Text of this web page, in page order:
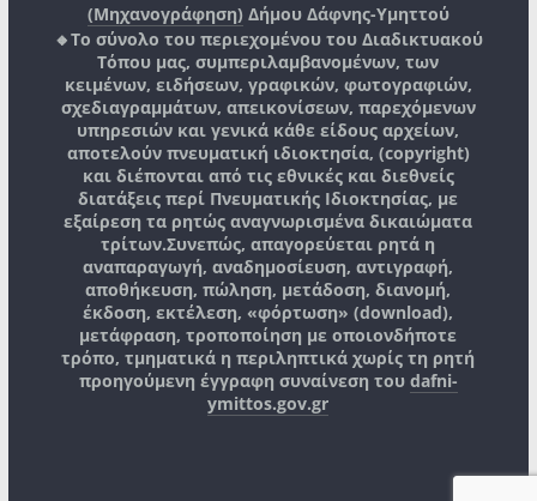
(Μηχανογράφηση) Δήμου Δάφνης-Υμηττού
🔸Το σύνολο του περιεχομένου του Διαδικτυακού
Τόπου μας, συμπεριλαμβανομένων, των
κειμένων, ειδήσεων, γραφικών, φωτογραφιών,
σχεδιαγραμμάτων, απεικονίσεων, παρεχόμενων
υπηρεσιών και γενικά κάθε είδους αρχείων,
αποτελούν πνευματική ιδιοκτησία, (copyright)
και διέπονται από τις εθνικές και διεθνείς
διατάξεις περί Πνευματικής Ιδιοκτησίας, με
εξαίρεση τα ρητώς αναγνωρισμένα δικαιώματα
τρίτων.Συνεπώς, απαγορεύεται ρητά η
αναπαραγωγή, αναδημοσίευση, αντιγραφή,
αποθήκευση, πώληση, μετάδοση, διανομή,
έκδοση, εκτέλεση, «φόρτωση» (download),
μετάφραση, τροποποίηση με οποιονδήποτε
τρόπο, τμηματικά η περιληπτικά χωρίς τη ρητή
προηγούμενη έγγραφη συναίνεση του dafni-
ymittos.gov.gr